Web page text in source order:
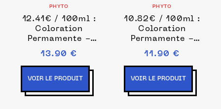
PHYTO
12.41€ / 100ml :
Coloration
Permamente -
pigments
végétaux
Coloration
permanente 112
unisex
13.90 €
VOIR LE PRODUIT
PHYTO
10.82€ / 100ml :
Coloration
Permamente -
pigments
végétaux
Coloration
permanente 110
11.90 €
VOIR LE PRODUIT